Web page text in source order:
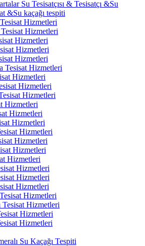
Su Tesisatçısı & Tesisatçı &Su
&Su kaçağı tespiti
Hizmetleri
Hizmetleri
Hizmetleri
Hizmetleri
Hizmetleri
Tesisat Hizmetleri
Hizmetleri
Hizmetleri
Hizmetleri
Hizmetleri
Hizmetleri
Hizmetleri
Hizmetleri
Hizmetleri
Hizmetleri
Hizmetleri
Hizmetleri
Hizmetleri
Hizmetleri
Hizmetleri
Tesisat Hizmetleri
Hizmetleri
Hizmetleri
Su Kaçağı Tespiti